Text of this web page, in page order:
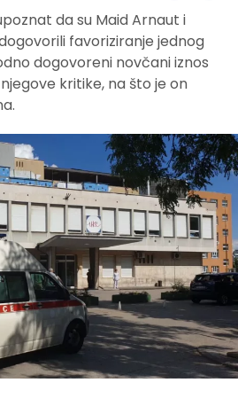
da su Maid Arnaut i
favoriziranje jednog
dogovoreni novčani iznos
kritike, na što je on